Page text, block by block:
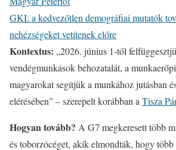
GKI: a kedvezőtlen demográfiai mutatók
nehézségeket vetítenek előre
Kontextus: „2026. június 1-től
vendégmunkások behozatalát, a
magyarokat segítjük a munkához jutásban
elérésében” – szerepelt korábban a Tisza
Hogyan tovább? A G7 megkeresett több
és toborzócéget, akik elmondták, hogy